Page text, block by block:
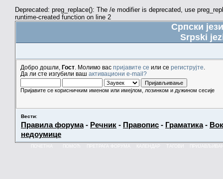
Deprecated: preg_replace(): The /e modifier is deprecated, use
runtime-created function on line 2
Српски
Srpski
Добро дошли, Гост . Молимо вас пријавите се или се региструјте
Да ли сте изгубили ваш активациони e-mail?
Пријавите се корисничким именом или имејлом, лозинком и дужином сесије
Вести:
Правила форума- Речник - Правопис - Граматика-
недоумице
КАЛЕНДАР